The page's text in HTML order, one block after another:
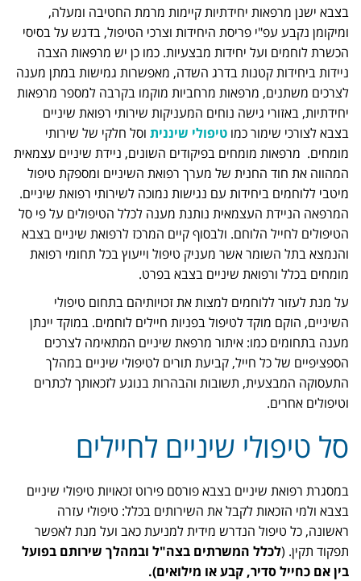
בצבא ישנן מרפאות יחידתיות קיימות מרמת החטיבה ומעלה,
ומיקומן נקבע עפ"י פריסת היחידות וצרכי הטיפול, בדגש על בסיסי
הכשרת לוחמים ועל יחידות מבצעיות. כמו כן יש מרפאות הצבה
ניידות ביחידות קטנות בדרג השדה, מאפשרות גמישות במתן מענה
לצרכים משתנים, מרפאות מרחביות מוקמו בקרבה למספר מרפאות
יחידתיות, באזורי גישה נוחים המעניקות שירותי רפואת שיניים
בצבא לצורכי שימור כמו טיפולי שיננית וסל חלקי של שירותי
מומחים. מרפאות מומחים בפיקודים השונים, ניידת שיניים עצמאית
המהווה את חוד החנית של מערך רפואת השיניים ומספקת טיפול
מיטבי ללוחמים ביחידות עם נגישות נמוכה לשירותי רפואת שיניים.
המרפאה הניידת העצמאית נותנת מענה לכלל הטיפולים על פי סל
הטיפולים לחייל הלוחם. ולבסוף קיים המרכז לרפואת שיניים בצבא
והנמצא בתל השומר אשר מעניק טיפול וייעוץ בכל תחומי רפואת
מומחים בכלל ורפואת שיניים בצבא בפרט.
על מנת לעזור ללוחמים למצות את זכויותיהם בתחום טיפולי
השיניים, הוקם מוקד לטיפול בפניות חיילים לוחמים. במוקד יינתן
מענה בתחומים כמו: איתור מרפאת שיניים המתאימה לצרכים
הספציפיים של כל חייל, קביעת תורים לטיפולי שיניים במהלך
התעסוקה המבצעית, תשובות והבהרות בנוגע לזכאותך לכתרים
וטיפולים אחרים.
סל טיפולי שיניים לחיילים
במסגרת רפואת שיניים בצבא פורסם פירוט זכאויות טיפולי שיניים
בצבא ולמי הזכאות לקבל את השירותים בכלל: טיפולי עזרה
ראשונה, כל טיפול הנדרש מידית למניעת כאב ועל מנת לאפשר
תפקוד תקין. (לכלל המשרתים בצה"ל ובמהלך שירותם בפועל
בין אם כחייל סדיר, קבע או מילואים).